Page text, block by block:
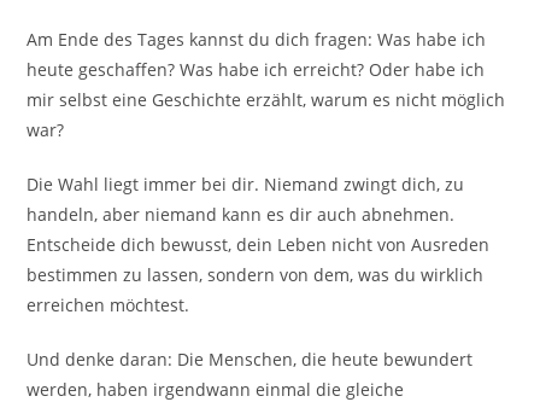
Am Ende des Tages kannst du dich fragen: Was habe ich
heute geschaffen? Was habe ich erreicht? Oder habe ich
mir selbst eine Geschichte erzählt, warum es nicht möglich
war?
Die Wahl liegt immer bei dir. Niemand zwingt dich, zu
handeln, aber niemand kann es dir auch abnehmen.
Entscheide dich bewusst, dein Leben nicht von Ausreden
bestimmen zu lassen, sondern von dem, was du wirklich
erreichen möchtest.
Und denke daran: Die Menschen, die heute bewundert
werden, haben irgendwann einmal die gleiche